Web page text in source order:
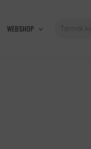
WEBSHOP SEARCH